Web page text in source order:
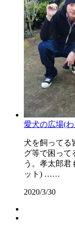
愛犬の広場(
犬を飼ってる
グ等で困って
う。孝太郎君
ット) ……
2020/3/30